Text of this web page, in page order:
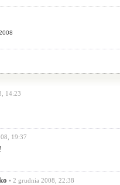
14:23
19:37
• 2 grudnia 2008, 22:38